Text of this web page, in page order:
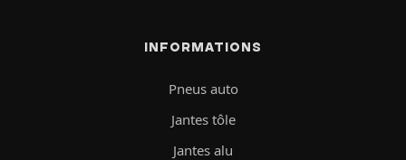
INFORMATIONS
Pneus auto
Jantes tôle
Jantes alu